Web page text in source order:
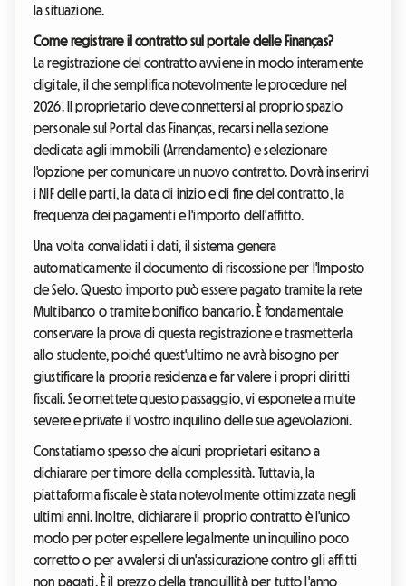
la situazione.
Come registrare il contratto sul portale delle Finanças?
La registrazione del contratto avviene in modo interamente
digitale, il che semplifica notevolmente le procedure nel
2026. Il proprietario deve connettersi al proprio spazio
personale sul Portal das Finanças, recarsi nella sezione
dedicata agli immobili (Arrendamento) e selezionare
l'opzione per comunicare un nuovo contratto. Dovrà inserirvi
i NIF delle parti, la data di inizio e di fine del contratto, la
frequenza dei pagamenti e l'importo dell'affitto.
Una volta convalidati i dati, il sistema genera
automaticamente il documento di riscossione per l'Imposto
de Selo. Questo importo può essere pagato tramite la rete
Multibanco o tramite bonifico bancario. È fondamentale
conservare la prova di questa registrazione e trasmetterla
allo studente, poiché quest'ultimo ne avrà bisogno per
giustificare la propria residenza e far valere i propri diritti
fiscali. Se omettete questo passaggio, vi esponete a multe
severe e private il vostro inquilino delle sue agevolazioni.
Constatiamo spesso che alcuni proprietari esitano a
dichiarare per timore della complessità. Tuttavia, la
piattaforma fiscale è stata notevolmente ottimizzata negli
ultimi anni. Inoltre, dichiarare il proprio contratto è l'unico
modo per poter espellere legalmente un inquilino poco
corretto o per avvalersi di un'assicurazione contro gli affitti
non pagati. È il prezzo della tranquillità per tutto l'anno